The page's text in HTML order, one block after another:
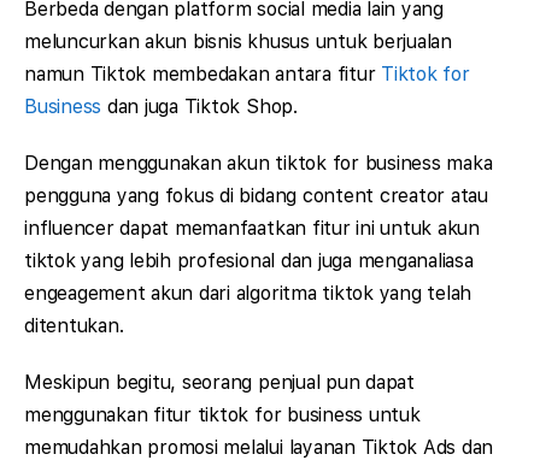
Berbeda dengan platform social media lain yang
meluncurkan akun bisnis khusus untuk berjualan
namun Tiktok membedakan antara fitur Tiktok for
Business dan juga Tiktok Shop.
Dengan menggunakan akun tiktok for business maka
pengguna yang fokus di bidang content creator atau
influencer dapat memanfaatkan fitur ini untuk akun
tiktok yang lebih profesional dan juga menganaliasa
engeagement akun dari algoritma tiktok yang telah
ditentukan.
Meskipun begitu, seorang penjual pun dapat
menggunakan fitur tiktok for business untuk
memudahkan promosi melalui layanan Tiktok Ads dan